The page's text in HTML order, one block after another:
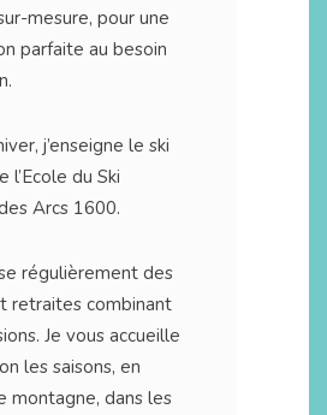
mesure, pour une
parfaite au besoin
j’enseigne le ski
l’Ecole du Ski
Arcs 1600.
régulièrement des
retraites combinant
Je vous accueille
les saisons, en
montagne, dans les